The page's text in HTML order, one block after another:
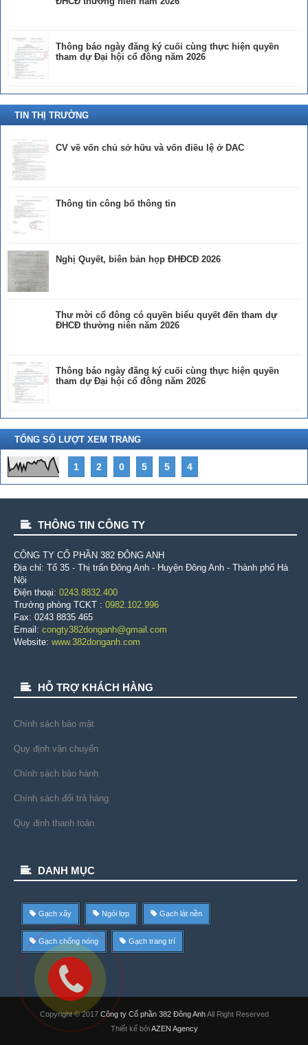
Thông báo ngày đăng ký cuối cùng thực hiện quyền
tham dự Đại hội cổ đông năm 2026
TIN THỊ TRƯỜNG
CV về vốn chủ sở hữu và vốn điều lệ ở DAC
Thông tin công bố thông tin
Nghị Quyết, biên bản họp ĐHĐCĐ 2026
Thư mời cổ đông có quyền biểu quyết đến tham dự
ĐHCĐ thường niên năm 2026
Thông báo ngày đăng ký cuối cùng thực hiện quyền
tham dự Đại hội cổ đông năm 2026
TỔNG SỐ LƯỢT XEM TRANG
1 2 0 5 5 4
THÔNG TIN CÔNG TY
CÔNG TY CỔ PHẦN 382 ÐÔNG ANH
Địa chỉ: Tổ 35 - Thị trấn Đông Anh - Huyện Đông Anh - Thành phố Hà
Nội
Điện thoại: 0243.8832.400
Trưởng phòng TCKT : 0982.102.996
Fax: 0243 8835 465
Email: congty382donganh@gmail.com
Website: www.382donganh.com
HỖ TRỢ KHÁCH HÀNG
Chính sách bảo mật
Quy định vận chuyển
Chính sách bảo hành
Chính sách đổi trả hàng
Quy định thanh toán
DANH MỤC
Gạch xây Ngói lợp Gạch lát nền
Gạch chống nóng Gạch trang trí
Copyright © 2017 Công ty Cổ phần 382 Đông AnhAll Right Reserved
Thiết kế bởiAZEN Agency